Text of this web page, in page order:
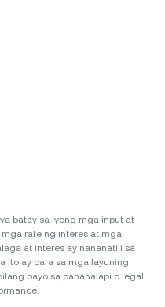
batay sa iyong mga input at
rate ng interes at mga
at interes ay nananatili sa
ito ay para sa mga layuning
payo sa pananalapi o legal.